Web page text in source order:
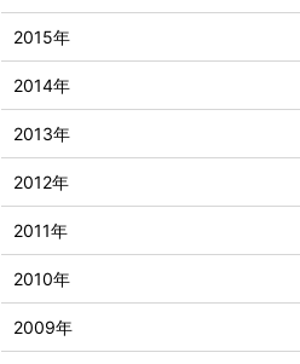
2015年
2014年
2013年
2012年
2011年
2010年
2009年